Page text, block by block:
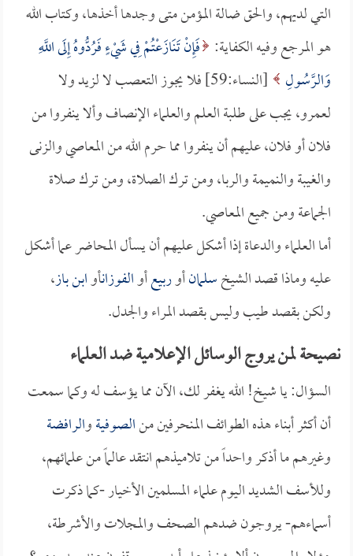
التي لديهم، والحق ضالة المؤمن متى وجدها أخذها، وكتاب الله
هو المرجع وفيه الكفاية: فَإِنْ تَنَازَعْتُمْ فِي شَيْءٍ فَرُدُّوهُ إِلَى اللَّهِ
وَالرَّسُولِ
[النساء:59] فلا يجوز التعصب لا لزيد ولا
لعمرو، يجب على طلبة العلم والعلماء الإنصاف وألا ينفروا من
فلان أو فلان، عليهم أن ينفروا مما حرم الله من المعاصي والزنى
والغيبة والنميمة والربا، ومن ترك الصلاة، ومن ترك صلاة
الجماعة ومن جميع المعاصي.
أما العلماء والدعاة إذا أشكل عليهم أن يسأل المحاضر عما أشكل
عليه وماذا قصد الشيخسلمانأوربيعأوالفوزانأوابن باز،
ولكن بقصد طيب وليس بقصد المراء والجدل.
نصيحة لمن يروج الوسائل الإعلامية ضد العلماء
السؤال: يا شيخ! الله يغفر لك، الآن مما يؤسف له وكما سمعت
أن أكثر أبناء هذه الطوائف المنحرفين منالصوفيةوالرافضة
وغيرهم ما أذكر واحداً من تلاميذهم انتقد عالماً من علمائهم،
وللأسف الشديد اليوم علماء المسلمين الأخيار -كما ذكرت
أسماءهم- يروجون ضدهم الصحف والمجلات والأشرطة،